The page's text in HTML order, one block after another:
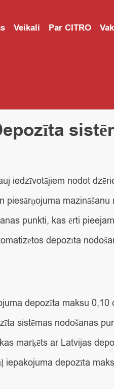
Veikali Par CITRO
iedzīvotājiem nodot
piesārņojuma mazināšanu
punkti, kas ērti
depozīta
depozīta maksu 0,10
sistēmas nodošanas
marķēts ar Latvijas
depozīta